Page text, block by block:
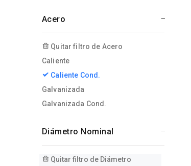
Acero
Quitar filtro de Acero
Caliente
Caliente Cond.
Galvanizada
Galvanizada Cond.
Diámetro Nominal
Quitar filtro de Diámetro